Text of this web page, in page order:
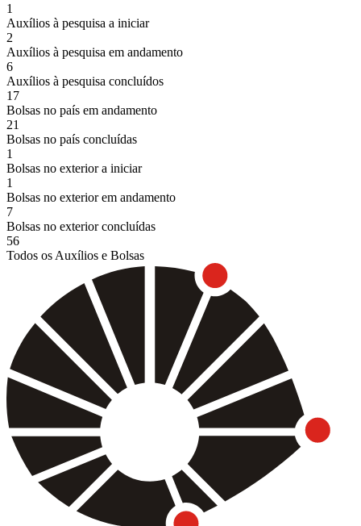
1
Auxílios à pesquisa a iniciar
2
Auxílios à pesquisa em andamento
6
Auxílios à pesquisa concluídos
17
Bolsas no país em andamento
21
Bolsas no país concluídas
1
Bolsas no exterior a iniciar
1
Bolsas no exterior em andamento
7
Bolsas no exterior concluídas
56
Todos os Auxílios e Bolsas